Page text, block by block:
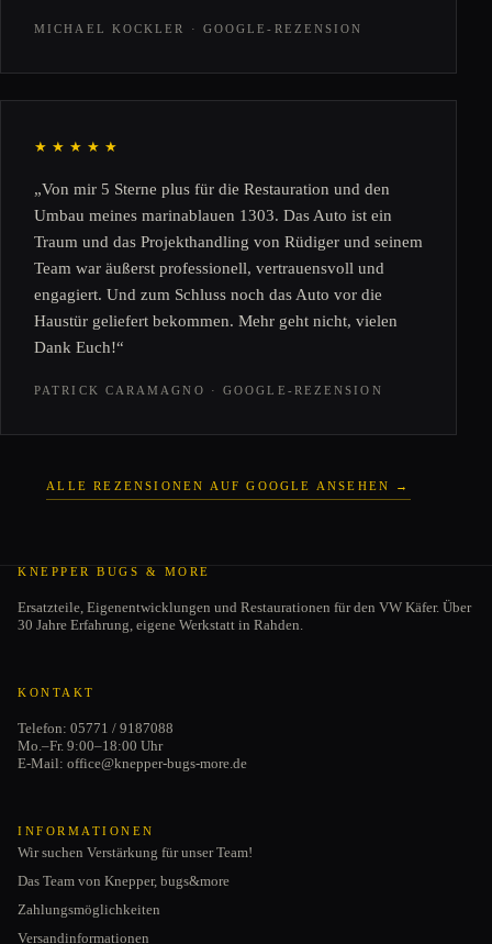
MICHAEL KOCKLER · GOOGLE-REZENSION
★★★★★
„Von mir 5 Sterne plus für die Restauration und den
Umbau meines marinablauen 1303. Das Auto ist ein
Traum und das Projekthandling von Rüdiger und seinem
Team war äußerst professionell, vertrauensvoll und
engagiert. Und zum Schluss noch das Auto vor die
Haustür geliefert bekommen. Mehr geht nicht, vielen
Dank Euch!“
PATRICK CARAMAGNO · GOOGLE-REZENSION
ALLE REZENSIONEN AUF GOOGLE ANSEHEN →
KNEPPER BUGS & MORE
Ersatzteile, Eigenentwicklungen und Restaurationen für den VW Käfer. Über
30 Jahre Erfahrung, eigene Werkstatt in Rahden.
KONTAKT
Telefon: 05771 / 9187088
Mo.–Fr. 9:00–18:00 Uhr
E-Mail: office@knepper-bugs-more.de
INFORMATIONEN
Wir suchen Verstärkung für unser Team!
Das Team von Knepper, bugs&more
Zahlungsmöglichkeiten
Versandinformationen